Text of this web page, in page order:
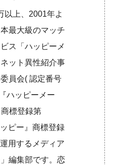
以上、2001年よ
最大級のマッチ
ス「ハッピーメ
ット異性紹介事
員会( 認定番号
ハッピーメー
標登録第
ピー』商標登録
用するメディア
編集部です。恋